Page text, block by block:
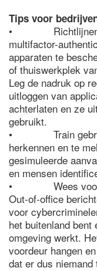
Tips voor
• Richtlijnen
multifactor-
apparaten te
of thuiswerkplek
Leg de nadruk op
uitloggen van
achterlaten en ze
gebruikt.
• Train
herkennen en te
gesimuleerde
en mensen
• Wees
Out-of-office
voor
het buitenland
omgeving werkt.
voordeur hangen
dat er dus niemand